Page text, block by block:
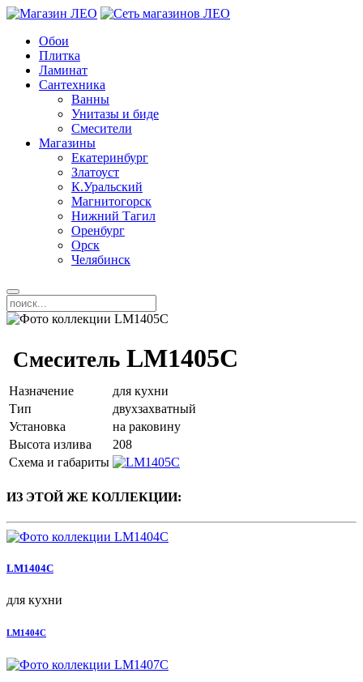
Обои
Плитка
Ламинат
Сантехника
Ванны
Унитазы и биде
Смесители
Магазины
Екатеринбург
Златоуст
К.Уральский
Магнитогорск
Нижний Тагил
Оренбург
Орск
Челябинск
Смеситель LM1405C
Назначение
для кухни
Тип
двухзахватный
Установка
на раковину
Высота излива
208
Схема и габариты
ИЗ ЭТОЙ ЖЕ КОЛЛЕКЦИИ:
LM1404C
для кухни
LM1404C